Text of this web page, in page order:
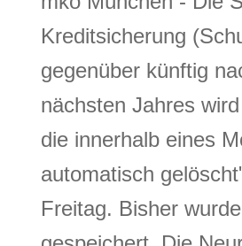
Kreditsicherung
gegenüber künftig
nächsten Jahres
die innerhalb eines
automatisch
Freitag. Bisher